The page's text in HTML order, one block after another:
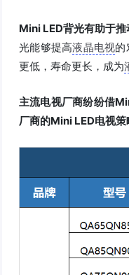
Mini LED背光有助于推
光能够提高液晶电视的
更低，寿命更长，成为
主流电视厂商纷纷借
厂商的Mini LED电视策